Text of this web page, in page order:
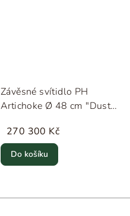
Závěsné svítidlo PH
Artichoke Ø 48 cm "Dusty
Poulsen
270 300 Kč
Do košíku